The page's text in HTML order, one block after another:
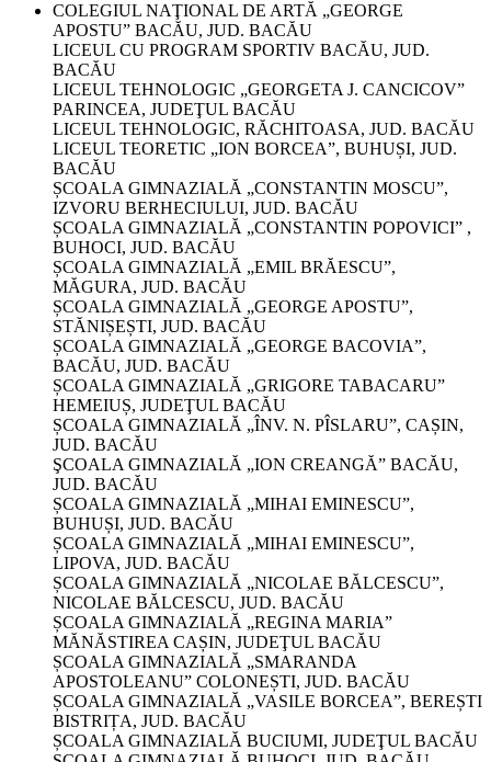
COLEGIUL NAŢIONAL DE ARTĂ „GEORGE
APOSTU” BACĂU, JUD. BACĂU
LICEUL CU PROGRAM SPORTIV BACĂU, JUD.
BACĂU
LICEUL TEHNOLOGIC „GEORGETA J. CANCICOV”
PARINCEA, JUDEŢUL BACĂU
LICEUL TEHNOLOGIC, RĂCHITOASA, JUD. BACĂU
LICEUL TEORETIC „ION BORCEA”, BUHUȘI, JUD.
BACĂU
ȘCOALA GIMNAZIALĂ „CONSTANTIN MOSCU”,
IZVORU BERHECIULUI, JUD. BACĂU
ȘCOALA GIMNAZIALĂ „CONSTANTIN POPOVICI” ,
BUHOCI, JUD. BACĂU
ȘCOALA GIMNAZIALĂ „EMIL BRĂESCU”,
MĂGURA, JUD. BACĂU
ȘCOALA GIMNAZIALĂ „GEORGE APOSTU”,
STĂNIȘEȘTI, JUD. BACĂU
ȘCOALA GIMNAZIALĂ „GEORGE BACOVIA”,
BACĂU, JUD. BACĂU
ȘCOALA GIMNAZIALĂ „GRIGORE TABACARU”
HEMEIUȘ, JUDEŢUL BACĂU
ȘCOALA GIMNAZIALĂ „ÎNV. N. PÎSLARU”, CAȘIN,
JUD. BACĂU
ŞCOALA GIMNAZIALĂ „ION CREANGĂ” BACĂU,
JUD. BACĂU
ȘCOALA GIMNAZIALĂ „MIHAI EMINESCU”,
BUHUȘI, JUD. BACĂU
ȘCOALA GIMNAZIALĂ „MIHAI EMINESCU”,
LIPOVA, JUD. BACĂU
ȘCOALA GIMNAZIALĂ „NICOLAE BĂLCESCU”,
NICOLAE BĂLCESCU, JUD. BACĂU
ȘCOALA GIMNAZIALĂ „REGINA MARIA”
MĂNĂSTIREA CAȘIN, JUDEŢUL BACĂU
ȘCOALA GIMNAZIALĂ „SMARANDA
APOSTOLEANU” COLONEȘTI, JUD. BACĂU
ȘCOALA GIMNAZIALĂ „VASILE BORCEA”, BEREȘTI
BISTRIȚA, JUD. BACĂU
ȘCOALA GIMNAZIALĂ BUCIUMI, JUDEŢUL BACĂU